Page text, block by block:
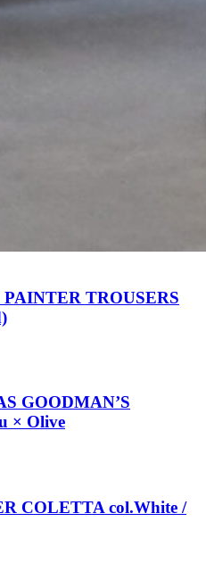
TROUSERS
GOODMAN’S
× Olive
COLETTA col.White /